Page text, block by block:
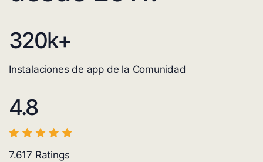
320k+
Instalaciones de app de la Comunidad
4.8
7.617 Ratings